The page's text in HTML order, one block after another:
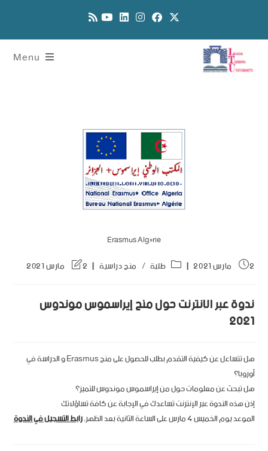
Menu
Erasmus Algérie
2 مارس 2021 طلبة / منح دراسية 2 مارس 2021
ندوة عبر الإنترنت حول منح إيراسموس موندوس
2021
هل تتساءل عن كيفية التقدم بطلب للحصول على منح Erasmus و الدراسة في
أوروبا؟
هل تبحث عن معلومات حول من إيراسموس موندوس للتميز؟
إذن هذه الندوة عبر الإنترنت تساعدك في الإجابة عن كافة تساؤلاتك
الموعد يوم الخميس 4 مارس على الساعة الثانية بعد الظهر، رابط التسجيل في الندوة